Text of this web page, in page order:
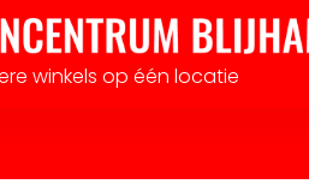
winkels op één locatie